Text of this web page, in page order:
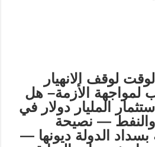
لوقف الانهيار
لمواجهة الأزمة– هل
المليار دولار في
والنفط — نصيحة
الدولة ديونها —